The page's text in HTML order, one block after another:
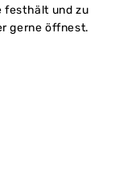
festhält und zu
gerne öffnest.